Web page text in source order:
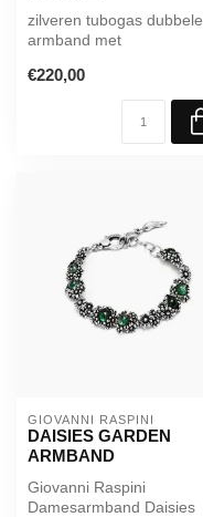
zilveren tubogas dubbele
armband met
€220,00
GIOVANNI RASPINI
DAISIES GARDEN
ARMBAND
Giovanni Raspini
Damesarmband Daisies